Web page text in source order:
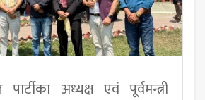
अध्यक्ष एवं पूर्वमन्त्री